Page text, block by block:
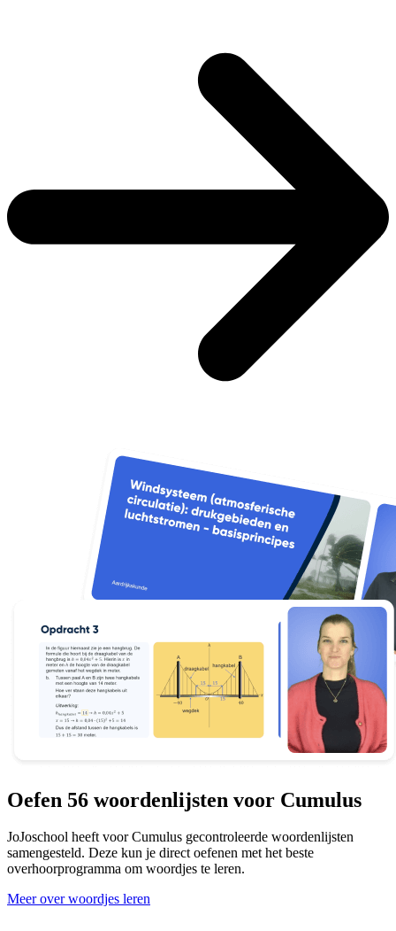
Oefen 56 woordenlijsten voor Cumulus
JoJoschool heeft voor Cumulus gecontroleerde woordenlijsten
samengesteld. Deze kun je direct oefenen met het beste
overhoorprogramma om woordjes te leren.
Meer over woordjes leren